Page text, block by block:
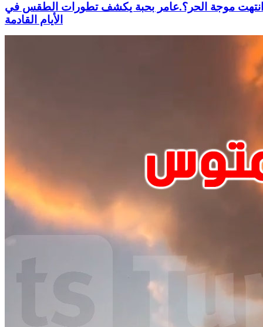
انتهت موجة الحر؟.عامر بحبة يكشف تطورات الطقس في
الأيام القادمة